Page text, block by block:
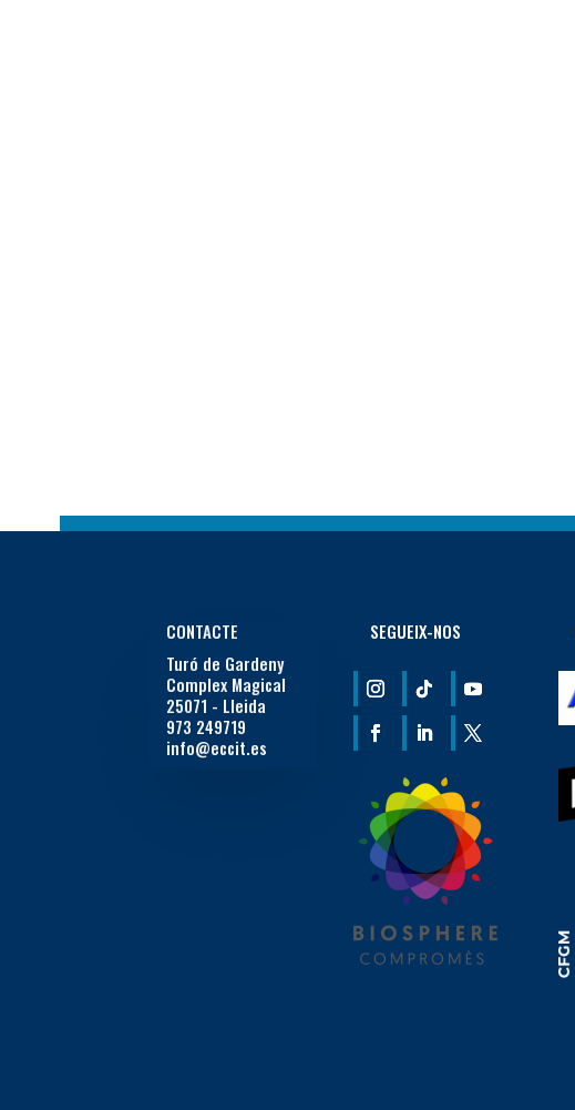
CONTACTE
Turó de Gardeny
Complex Magical
25071 - Lleida
973 249719
info@eccit.es
SEGUEIX-NOS